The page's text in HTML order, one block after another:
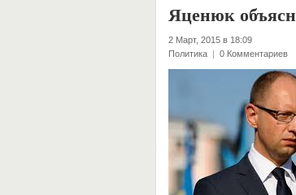
Яценюк
2 Март, 2015 в 18:09
Политика
| 0 Комментариев